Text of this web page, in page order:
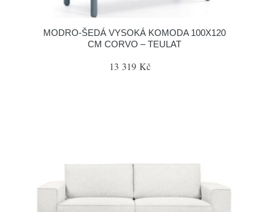
MODRO-ŠEDÁ VYSOKÁ KOMODA 100X120
CM CORVO – TEULAT
13 319 Kč